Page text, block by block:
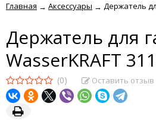
Главная → Аксессуары → Держатель
Держатель для
WasserKRAFT 311
(0) Оставить отзыв